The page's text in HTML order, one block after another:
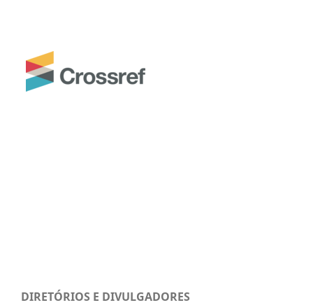
DIRETÓRIOS E DIVULGADORES